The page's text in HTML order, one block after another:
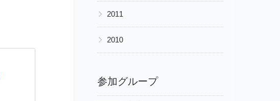
▶ 2011
▶ 2010
参加グループ